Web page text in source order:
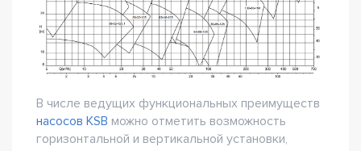
В числе ведущих функциональных преимуществ
насосов KSB можно отметить возможность
горизонтальной и вертикальной установки,